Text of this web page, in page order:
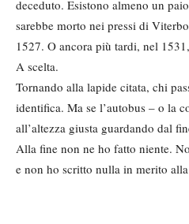
deceduto. Esistono almeno un
sarebbe morto nei pressi di
1527. O ancora più tardi, nel
A scelta.
Tornando alla lapide citata, chi
identifica. Ma se l’autobus – o la
all’altezza giusta guardando dal
Alla fine non ne ho fatto niente.
e non ho scritto nulla in merito